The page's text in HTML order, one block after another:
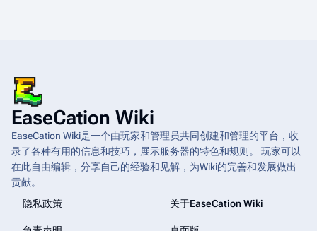
EaseCation Wiki
EaseCation Wiki是一个由玩家和管理员共同创建和管理的平台，收
录了各种有用的信息和技巧，展示服务器的特色和规则。 玩家可以
在此自由编辑，分享自己的经验和见解，为Wiki的完善和发展做出
贡献。
隐私政策
关于EaseCation Wiki